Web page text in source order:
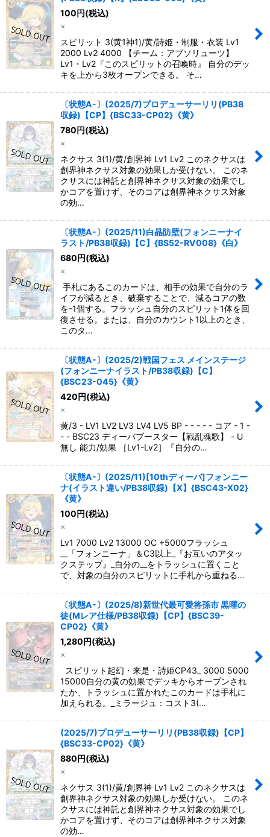
100円(税込)
×
スピリット 3(黄1神1)/黄/詩姫・制服・衣装 Lv1
2000 Lv2 4000 【チーム：アブソリューツ】
Lv1・Lv2『このスピリットの召喚時』 自分のデッ
キを上から3枚オープンできる。 そ…
〔状態A-〕(2025/7)プロデューサーリリ(PB38
収録)【CP】{BSC33-CP02}《黄》
780円(税込)
×
ネクサス 3(1)/黄/創界神 Lv1 Lv2 このネクサスは
創界神ネクサス対象の効果しか受けない。 このネ
クサスには神託と創界神ネクサス対象の効果でし
かコアを置けず、そのコアは創界神ネクサス対象
の効…
〔状態A-〕(2025/11)白晶防壁(フォンニーナイ
ラスト/PB38収録)【C】{BS52-RV008}《白》
680円(税込)
×
手札にあるこのカードは、相手の効果で自分のラ
イフが減るとき、破棄することで、減るコアの数
を-1個する。フラッシュ自分のスピリット1体を回
復させる。または、自分のカウント1以上のとき、
このタ…
〔状態A-〕(2025/2)戦国フェス メインステージ
(フォンニーナイラスト/PB38収録)【C】
{BSC23-045}《黄》
420円(税込)
×
黄/3 - LV1 LV2 LV3 LV4 LV5 BP - - - - - コア - 1 -
- - BSC23 ディーバブースター【戦乱魂歌】 - U
無し 能力/効果 ［Lv1-Lv2］『自分の…
〔状態A-〕(2025/11)[10thディーバ]フォンニー
ナ(イラスト違い/PB38収録)【X】{BSC43-X02}
《黄》
100円(税込)
×
Lv1 7000 Lv2 13000 OC +5000フラッシュ
__「フォンニーナ」＆C3以上_『お互いのアタッ
クステップ』_自分の__をトラッシュに置くこと
で、対象の自分のスピリットに手札から重ねる…
〔状態A-〕(2025/8)新世代最可愛将孫市 黒曜の
徒(Mレア仕様/PB38収録)【CP】{BSC39-
CP02}《黄》
1,280円(税込)
×
スピリット起幻・来是・詩姫CP43_ 3000 5000
15000自分の黄の効果でデッキからオープンされ
たか、トラッシュに置かれたこのカードは手札に
加えられる。_ミラージュ：コスト3(…
(2025/7)プロデューサーリリ(PB38収録)【CP】
{BSC33-CP02}《黄》
880円(税込)
×
ネクサス 3(1)/黄/創界神 Lv1 Lv2 このネクサスは
創界神ネクサス対象の効果しか受けない。 このネ
クサスには神託と創界神ネクサス対象の効果でし
かコアを置けず、そのコアは創界神ネクサス対象
の効…